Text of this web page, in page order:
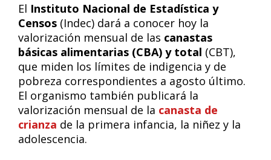
El Instituto Nacional de Estadística y
Censos (Indec) dará a conocer hoy la
valorización mensual de las canastas
básicas alimentarias (CBA) y total (CBT),
que miden los límites de indigencia y de
pobreza correspondientes a agosto último.
El organismo también publicará la
valorización mensual de la canasta de
crianza de la primera infancia, la niñez y la
adolescencia.